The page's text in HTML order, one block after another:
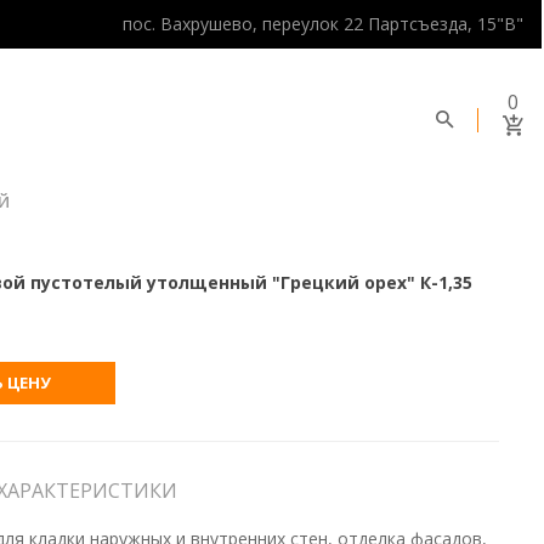
пос. Вахрушево, переулок 22 Партсъезда, 15"В"
0
пустотелый утолщенный "Грецкий орех" К-1,35
ЦЕНУ
кладки наружных и внутренних стен, отделка фасадов,